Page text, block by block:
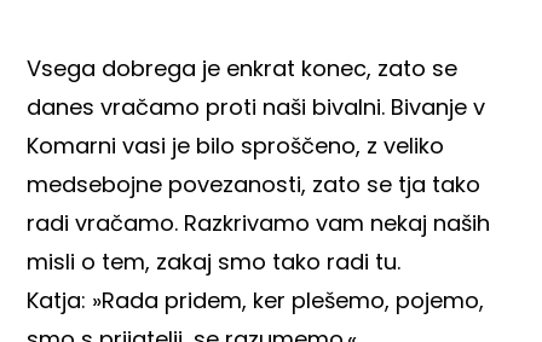
Vsega dobrega je enkrat konec, zato se
danes vračamo proti naši bivalni. Bivanje v
Komarni vasi je bilo sproščeno, z veliko
medsebojne povezanosti, zato se tja tako
radi vračamo. Razkrivamo vam nekaj naših
misli o tem, zakaj smo tako radi tu.
Katja: »Rada pridem, ker plešemo, pojemo,